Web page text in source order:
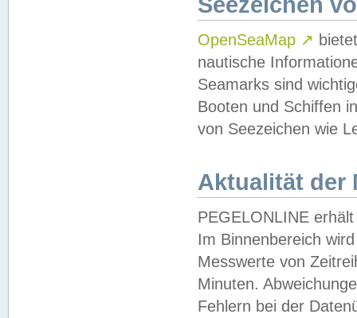
OpenSeaMap ↗
nautische
Seamarks sind
Booten und Schiffen
von Seezeichen wie
Aktualität der
PEGELONLINE
Im Binnenbereich
Messwerte von
Minuten.
Fehlern bei der